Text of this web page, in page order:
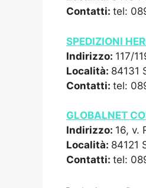
Contatti: tel:
SPEDIZIONI
Indirizzo: 117/
Località: 84131
Contatti: tel:
GLOBALNET
Indirizzo: 16, v.
Località: 84121
Contatti: tel: